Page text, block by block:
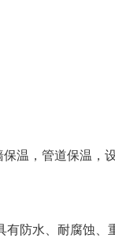
温，管道保温，
防水、耐腐蚀、